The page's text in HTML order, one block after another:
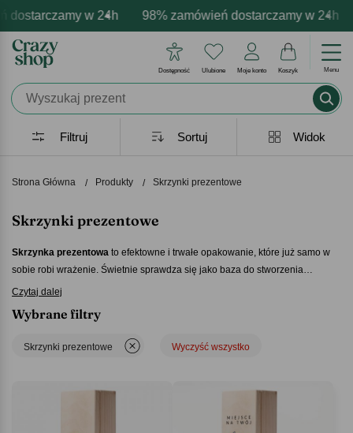
w 24h 98% zamówień dostarczamy w 24h
personalizacja produktów Profesjonalna i
emocje - zawsze udane prezenty Prezentujemy
Dostępność Ulubione Moje konto Koszyk Menu
Strona Główna Produkty Skrzynki prezentowe
Skrzynki prezentowe
Skrzynka prezentowa to efektowne i trwałe opakowanie, które już samo w
sobie robi wrażenie. Świetnie sprawdza się jako baza do stworzenia
wyjątkowego zestawu upominkowego. W naszej ofercie znajdziesz solidne,
zwykły prezent zyskał elegancką oprawę i drugie życie jako praktyczne
pudełko do przechowywania. Doceni ją każdy obdarowany.
Czytaj dalej
Filtruj Widok
Sortuj
Wybrane filtry
Skrzynki prezentowe Wyczyść wszystko